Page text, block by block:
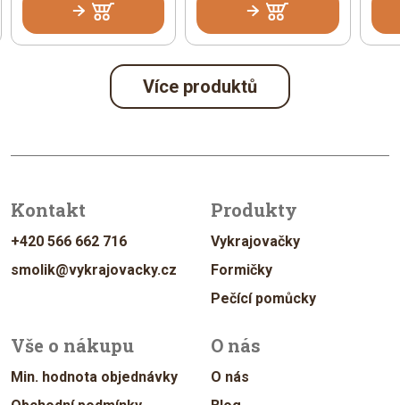
Více produktů
Kontakt
+420 566 662 716
smolik@vykrajovacky.cz
Produkty
Vykrajovačky
Formičky
Pečící pomůcky
Vše o nákupu
Min. hodnota objednávky
O nás
O nás